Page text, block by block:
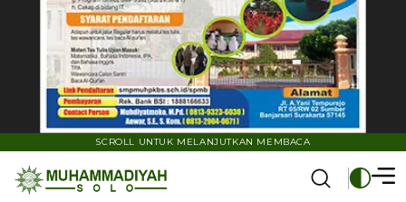
SCROLL UNTUK MELANJUTKAN MEMBACA